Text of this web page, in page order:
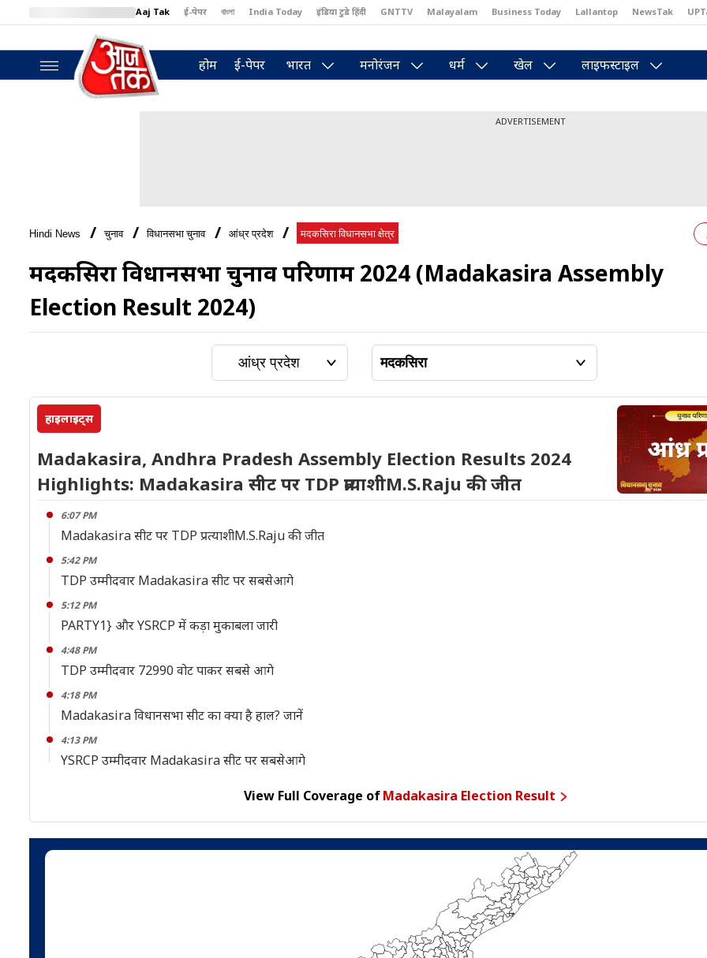
Aaj Tak ई-पेपर বাংলা India Today इंडिया टुडे हिंदी GNTTV Malayalam Business Today Lallantop NewsTak
BT Bazaar
होम ई-पेपर भारत मनोरंजन धर्म खेल लाइफस्टाइल
ADVERTISEMENT
Hindi News चुनाव विधानसभा चुनाव आंध्र प्रदेश मदकसिरा विधानसभा क्षेत्र
मदकसिरा विधानसभा चुनाव परिणाम 2024 (Madakasira Assembly
Election Result 2024)
हाइलाइट्स
Madakasira, Andhra Pradesh Assembly Election Results 2024
Highlights: Madakasira सीट पर TDP प्रत्याशीM.S.Raju की जीत
6:07 PM
Madakasira सीट पर TDP प्रत्याशीM.S.Raju की जीत
5:42 PM
TDP उम्मीदवार Madakasira सीट पर सबसेआगे
5:12 PM
PARTY1} और YSRCP में कड़ा मुकाबला जारी
4:48 PM
TDP उम्मीदवार 72990 वोट पाकर सबसे आगे
4:18 PM
Madakasira विधानसभा सीट का क्या है हाल? जानें
4:13 PM
YSRCP उम्मीदवार Madakasira सीट पर सबसेआगे
View Full Coverage ofMadakasira Election Result